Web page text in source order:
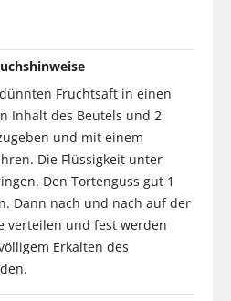
Fruchtsaft in einen
Inhalt des Beutels und 2
und mit einem
Die Flüssigkeit unter
Den Tortenguss gut 1
Dann nach und nach auf der
verteilen und fest werden
Erkalten des